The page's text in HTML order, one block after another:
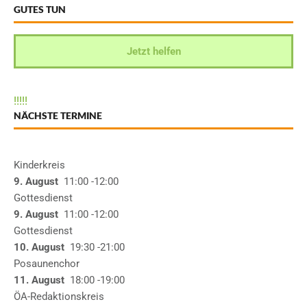
GUTES TUN
Jetzt helfen
!!!!!
NÄCHSTE TERMINE
Kinderkreis
9. August 11:00 -12:00
Gottesdienst
9. August 11:00 -12:00
Gottesdienst
10. August 19:30 -21:00
Posaunenchor
11. August 18:00 -19:00
ÖA-Redaktionskreis